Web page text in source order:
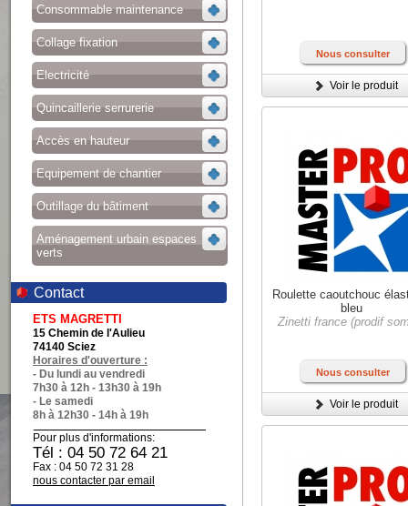
Consommable maintenance
Collage fixation
Electricité
Quincaillerie serrurerie
Accès en hauteur
Equipement de chantier
Outillage du bâtiment
Aménagement urbain espaces
verts
Contact
ETS MAGRETTI
15 Chemin de l'Aulieu
74140 Sciez
Horaires d'ouverture :
- Du lundi au vendredi
7h30 à 12h - 13h30 à 19h
- Le samedi
8h à 12h30 - 14h à 19h
Pour plus d'informations:
Tél : 04 50 72 64 21
Fax : 04 50 72 31 28
nous contacter par email
Nous consulter
Voir le produit
Roulette caoutchouc
bleu
Zinetti france (prodif
Nous consulter
Voir le produit